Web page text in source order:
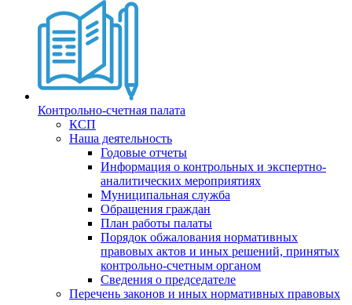
Контрольно-счетная палата
КСП
Наша деятельность
Годовые отчеты
Информация о контрольных и экспертно-
аналитических мероприятиях
Муниципальная служба
Обращения граждан
План работы палаты
Порядок обжалования нормативных
правовых актов и иных решений, принятых
контрольно-счетным органом
Сведения о председателе
Перечень законов и иных нормативных правовых